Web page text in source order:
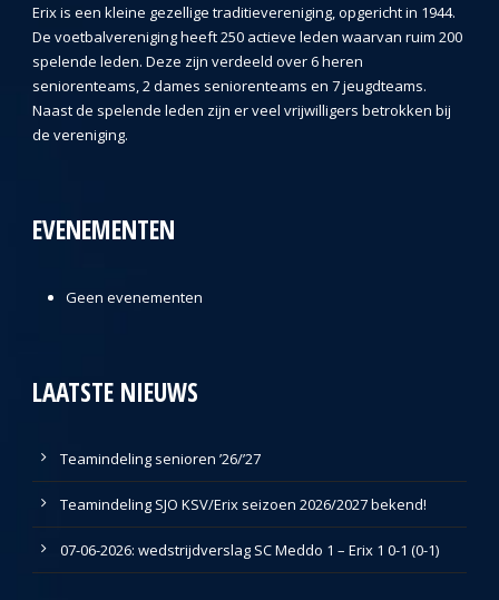
Erix is een kleine gezellige traditievereniging, opgericht in 1944.
De voetbalvereniging heeft 250 actieve leden waarvan ruim 200
spelende leden. Deze zijn verdeeld over 6 heren
seniorenteams, 2 dames seniorenteams en 7 jeugdteams.
Naast de spelende leden zijn er veel vrijwilligers betrokken bij
de vereniging.
EVENEMENTEN
Geen evenementen
LAATSTE NIEUWS
Teamindeling senioren ’26/’27
Teamindeling SJO KSV/Erix seizoen 2026/2027 bekend!
07-06-2026: wedstrijdverslag SC Meddo 1 – Erix 1 0-1 (0-1)